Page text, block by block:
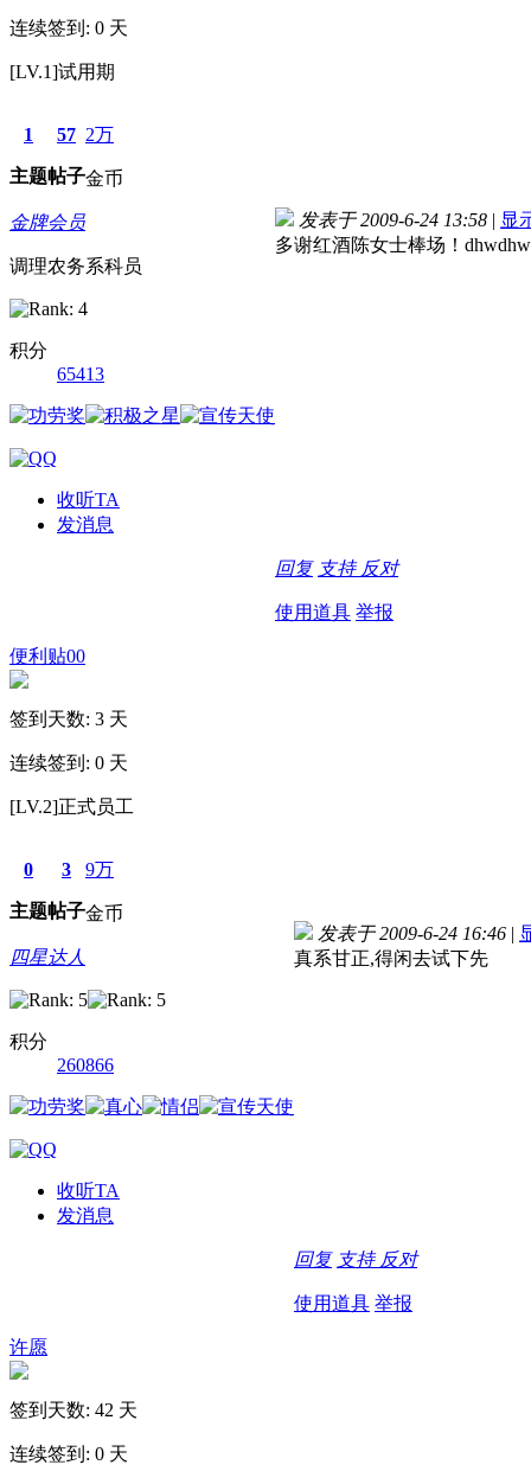
连续签到: 0 天
[LV.1]试用期
1
主题
57
帖子
2万
金币
金牌会员
调理农务系科员
积分
65413
收听TA
发消息
发表于 2009-6-24 13:58 | 显
多谢红酒陈女士棒场！
回复 支持 反对
使用道具 举报
便利贴00
签到天数: 3 天
连续签到: 0 天
[LV.2]正式员工
0
主题
3
帖子
9万
金币
四星达人
积分
260866
收听TA
发消息
发表于 2009-6-24 16:46 |
真系甘正,得闲去试下先
回复 支持 反对
使用道具 举报
许愿
签到天数: 42 天
连续签到: 0 天